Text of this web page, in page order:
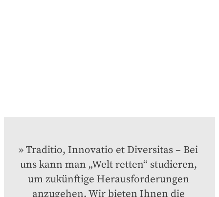
Traditio, Innovatio et Diversitas – Bei
uns kann man „Welt retten“ studieren,
um zukünftige Herausforderungen
anzugehen. Wir bieten Ihnen die